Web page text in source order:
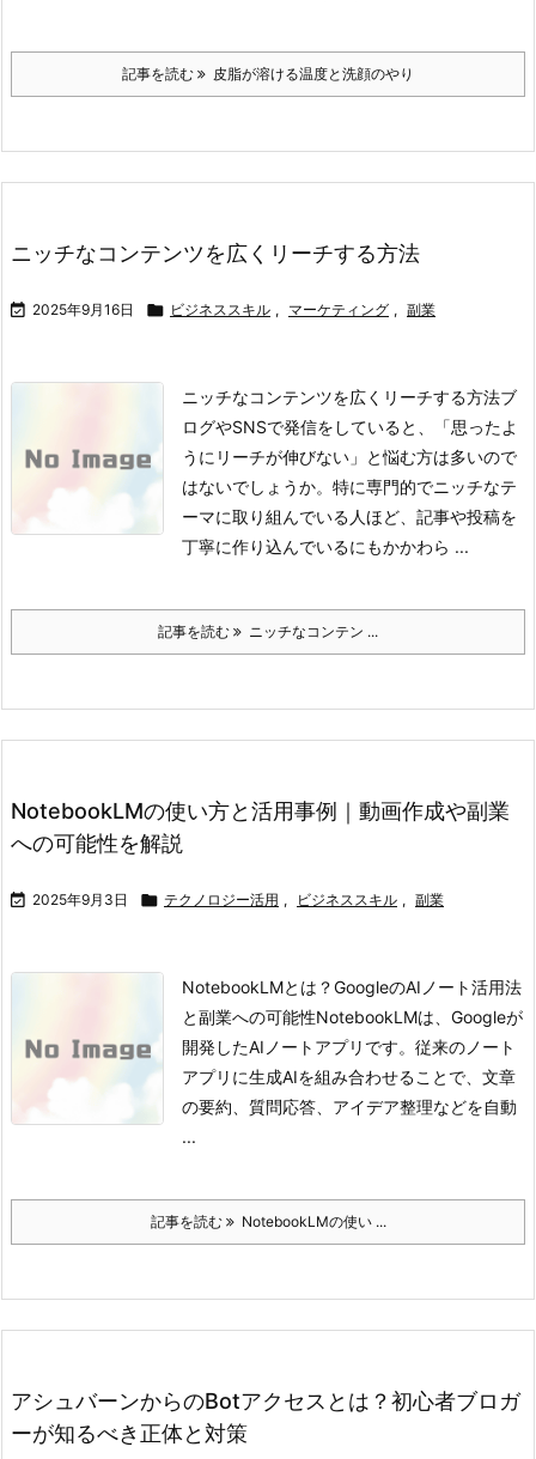
記事を読む 皮脂が溶ける温度と洗顔のやり
ニッチなコンテンツを広くリーチする方法
 2025年9月16日  ビジネススキル , マーケティング , 副業
ニッチなコンテンツを広くリーチする方法ブ
ログやSNSで発信をしていると、「思ったよ
うにリーチが伸びない」と悩む方は多いので
はないでしょうか。特に専門的でニッチなテ
ーマに取り組んでいる人ほど、記事や投稿を
丁寧に作り込んでいるにもかかわら ...
記事を読む ニッチなコンテン ...
NotebookLMの使い方と活用事例｜動画作成や副業
への可能性を解説
 2025年9月3日  テクノロジー活用 , ビジネススキル , 副業
NotebookLMとは？GoogleのAIノート活用法
と副業への可能性NotebookLMは、Googleが
開発したAIノートアプリです。従来のノート
アプリに生成AIを組み合わせることで、文章
の要約、質問応答、アイデア整理などを自動
...
記事を読む NotebookLMの使い ...
アシュバーンからのBotアクセスとは？初心者ブロガ
ーが知るべき正体と対策